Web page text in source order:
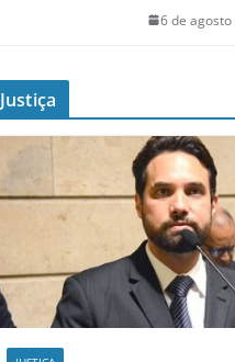
6 de
Justiça